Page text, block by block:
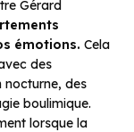
Gérard
émotions. Cela
des
nocturne, des
boulimique.
lorsque la